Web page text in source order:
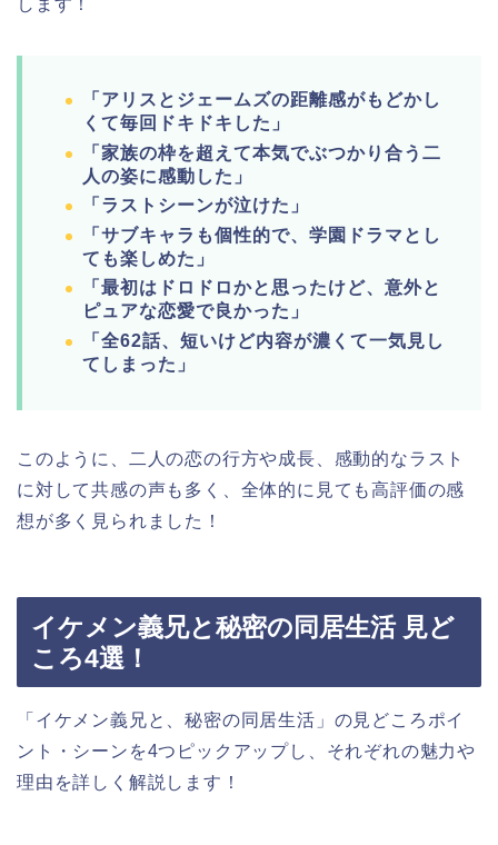
します！
「アリスとジェームズの距離感がもどかし
くて毎回ドキドキした」
「家族の枠を超えて本気でぶつかり合う二
人の姿に感動した」
「ラストシーンが泣けた」
「サブキャラも個性的で、学園ドラマとし
ても楽しめた」
「最初はドロドロかと思ったけど、意外と
ピュアな恋愛で良かった」
「全62話、短いけど内容が濃くて一気見し
てしまった」
このように、二人の恋の行方や成長、感動的なラスト
に対して共感の声も多く、全体的に見ても高評価の感
想が多く見られました！
イケメン義兄と秘密の同居生活 見ど
ころ4選！
「イケメン義兄と、秘密の同居生活」の見どころポイ
ント・シーンを4つピックアップし、それぞれの魅力や
理由を詳しく解説します！